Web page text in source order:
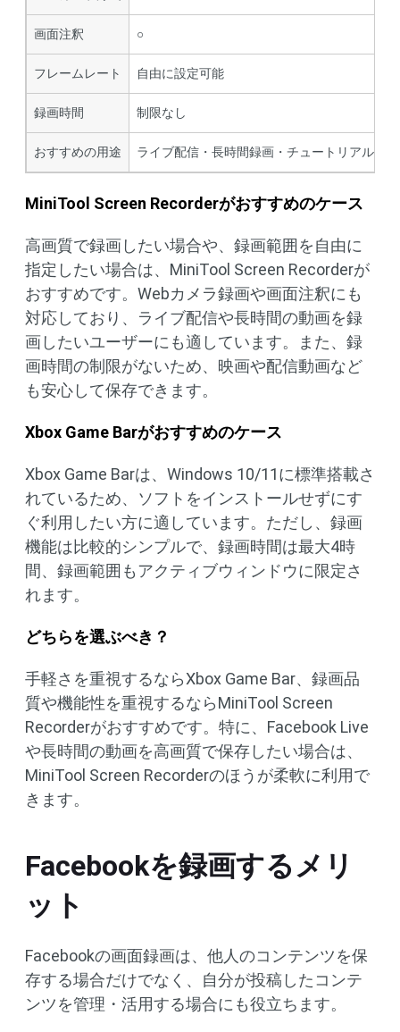
画面注釈 ○
フレームレート 自由に設定可能
録画時間 制限なし
おすすめの用途 ライブ配信・長時間録画・チュートリアル作成
MiniTool Screen Recorderがおすすめのケース
高画質で録画したい場合や、録画範囲を自由に
指定したい場合は、MiniTool Screen Recorderが
おすすめです。Webカメラ録画や画面注釈にも
対応しており、ライブ配信や長時間の動画を録
画したいユーザーにも適しています。また、録
画時間の制限がないため、映画や配信動画など
も安心して保存できます。
Xbox Game Barがおすすめのケース
Xbox Game Barは、Windows 10/11に標準搭載さ
れているため、ソフトをインストールせずにす
ぐ利用したい方に適しています。ただし、録画
機能は比較的シンプルで、録画時間は最大4時
間、録画範囲もアクティブウィンドウに限定さ
れます。
どちらを選ぶべき？
手軽さを重視するならXbox Game Bar、録画品
質や機能性を重視するならMiniTool Screen
Recorderがおすすめです。特に、Facebook Live
や長時間の動画を高画質で保存したい場合は、
MiniTool Screen Recorderのほうが柔軟に利用で
きます。
Facebookを録画するメリ
ット
Facebookの画面録画は、他人のコンテンツを保
存する場合だけでなく、自分が投稿したコンテ
ンツを管理・活用する場合にも役立ちます。